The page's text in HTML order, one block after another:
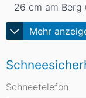
Mehr
26 cm am Berg
Schneetelefon